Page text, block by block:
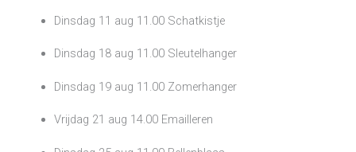
Dinsdag 11 aug 11.00 Schatkistje
Dinsdag 18 aug 11.00 Sleutelhanger
Dinsdag 19 aug 11.00 Zomerhanger
Vrijdag 21 aug 14.00 Emailleren